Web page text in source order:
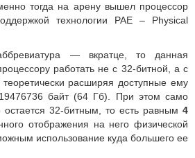
тогда на арену вышел процессор
технологии PAE – Physical
— вкратце, то данная
работать не с 32-битной, а с
расширяя доступные ему
байт (64 Гб). При этом само
остается 32-битным, то есть равным 4
отображения на него физической
использование куда большего ее